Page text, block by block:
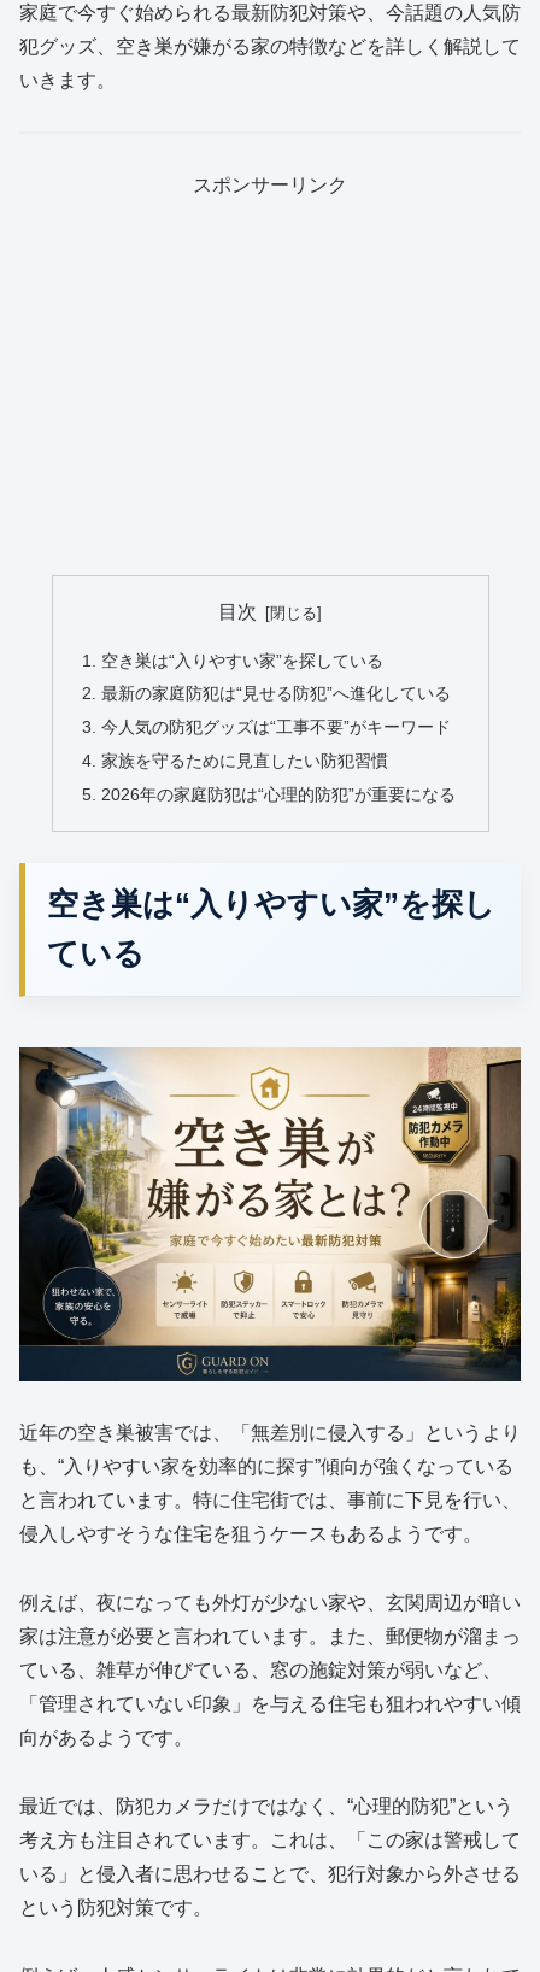
家庭で今すぐ始められる最新防犯対策や、今話題の人気防
犯グッズ、空き巣が嫌がる家の特徴などを詳しく解説して
いきます。
スポンサーリンク
目次
空き巣は“入りやすい家”を探している
最新の家庭防犯は“見せる防犯”へ進化している
今人気の防犯グッズは“工事不要”がキーワード
家族を守るために見直したい防犯習慣
2026年の家庭防犯は“心理的防犯”が重要になる
空き巣は“入りやすい家”を探し
ている
近年の空き巣被害では、「無差別に侵入する」というより
も、“入りやすい家を効率的に探す”傾向が強くなっている
と言われています。特に住宅街では、事前に下見を行い、
侵入しやすそうな住宅を狙うケースもあるようです。
例えば、夜になっても外灯が少ない家や、玄関周辺が暗い
家は注意が必要と言われています。また、郵便物が溜まっ
ている、雑草が伸びている、窓の施錠対策が弱いなど、
「管理されていない印象」を与える住宅も狙われやすい傾
向があるようです。
最近では、防犯カメラだけではなく、“心理的防犯”という
考え方も注目されています。これは、「この家は警戒して
いる」と侵入者に思わせることで、犯行対象から外させる
という防犯対策です。